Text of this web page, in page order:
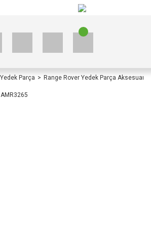
Parça Range Rover Yedek Parça Aksesuar